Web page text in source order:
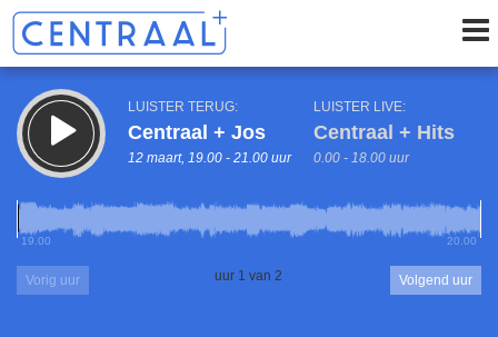
LUISTER TERUG:
Centraal + Jos
12 maart, 19.00 - 21.00 uur
LUISTER LIVE:
Centraal + Hits
0.00 - 18.00 uur
19.00 20.00
Vorig uur uur 1 van 2 Volgend uur